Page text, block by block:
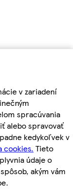
v zariadení
spracúvania
alebo spravovať
kedykoľvek v
cookies. Tieto
údaje o
akým vám